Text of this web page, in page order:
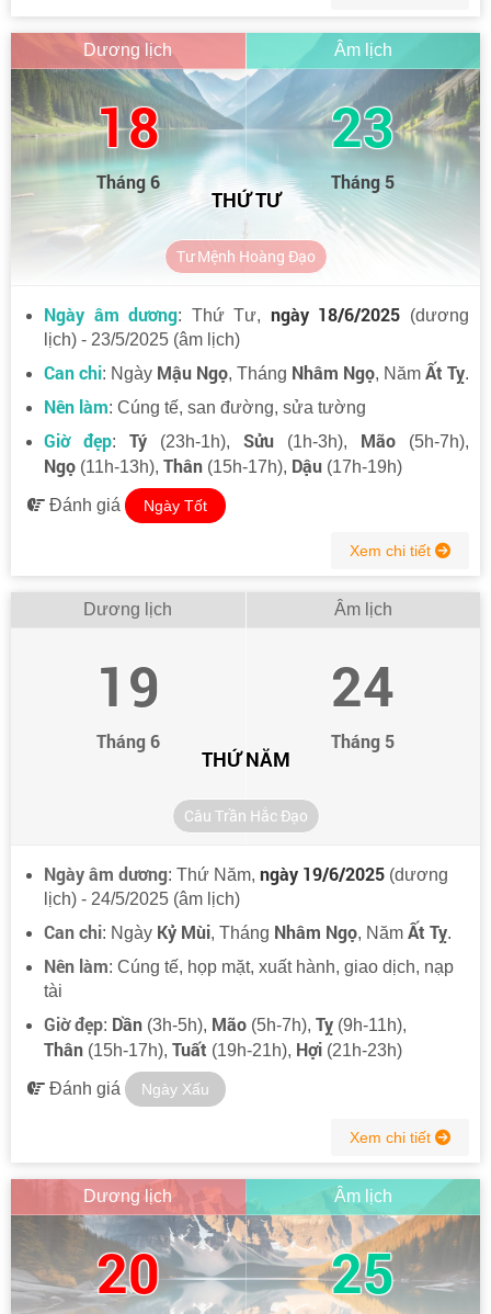
Dương lịch
18
Tháng 6
Âm lịch
23
Tháng 5
THỨ TƯ
Tư Mệnh Hoàng Đạo
Ngày âm dương: Thứ Tư, ngày 18/6/2025 (dương
lịch) - 23/5/2025 (âm lịch)
Can chi: Ngày Mậu Ngọ, Tháng Nhâm Ngọ, Năm Ất Tỵ.
Nên làm: Cúng tế, san đường, sửa tường
Giờ đẹp: Tý (23h-1h), Sửu (1h-3h), Mão (5h-7h),
Ngọ (11h-13h), Thân (15h-17h), Dậu (17h-19h)
Đánh giá Ngày Tốt
Xem chi tiết
Dương lịch
19
Tháng 6
Âm lịch
24
Tháng 5
THỨ NĂM
Câu Trần Hắc Đạo
Ngày âm dương: Thứ Năm, ngày 19/6/2025 (dương
lịch) - 24/5/2025 (âm lịch)
Can chi: Ngày Kỷ Mùi, Tháng Nhâm Ngọ, Năm Ất Tỵ.
Nên làm: Cúng tế, họp mặt, xuất hành, giao dịch, nạp
tài
Giờ đẹp: Dần (3h-5h), Mão (5h-7h), Tỵ (9h-11h),
Thân (15h-17h), Tuất (19h-21h), Hợi (21h-23h)
Đánh giá Ngày Xấu
Xem chi tiết
Dương lịch
20
Âm lịch
25